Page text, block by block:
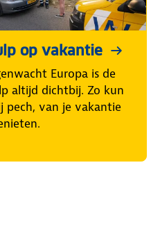
op vakantie
Europa is de
altijd dichtbij. Zo kun
pech, van je vakantie